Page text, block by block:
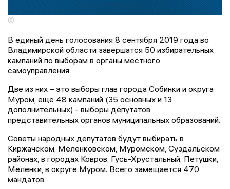
©
В единый день голосования 8 сентября 2019 года во
Владимирской области завершатся 50 избирательных
кампаний по выборам в органы местного
самоуправления.
Две из них – это выборы глав города Собинки и округа
Муром, еще 48 кампаний (35 основных и 13
дополнительных) - выборы депутатов
представительных органов муниципальных образований.
Советы народных депутатов будут выбирать в
Киржачском, Меленковском, Муромском, Суздальском
районах, в городах Ковров, Гусь-Хрустальный, Петушки,
Меленки, в округе Муром. Всего замещается 470
мандатов.